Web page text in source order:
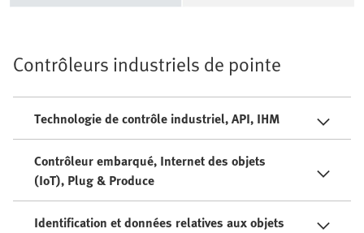
Contrôleurs industriels de pointe
Technologie de contrôle industriel, API, IHM
Contrôleur embarqué, Internet des objets
(IoT), Plug & Produce
Identification et données relatives aux objets